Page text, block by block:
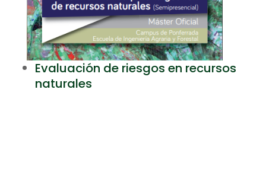
Evaluación de riesgos en recursos
naturales